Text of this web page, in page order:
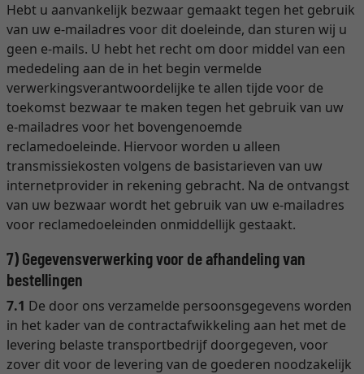
Hebt u aanvankelijk bezwaar gemaakt tegen het gebruik
van uw e-mailadres voor dit doeleinde, dan sturen wij u
geen e-mails. U hebt het recht om door middel van een
mededeling aan de in het begin vermelde
verwerkingsverantwoordelijke te allen tijde voor de
toekomst bezwaar te maken tegen het gebruik van uw
e-mailadres voor het bovengenoemde
reclamedoeleinde. Hiervoor worden u alleen
transmissiekosten volgens de basistarieven van uw
internetprovider in rekening gebracht. Na de ontvangst
van uw bezwaar wordt het gebruik van uw e-mailadres
voor reclamedoeleinden onmiddellijk gestaakt.
7) Gegevensverwerking voor de afhandeling van
bestellingen
7.1 De door ons verzamelde persoonsgegevens worden
in het kader van de contractafwikkeling aan het met de
levering belaste transportbedrijf doorgegeven, voor
zover dit voor de levering van de goederen noodzakelijk